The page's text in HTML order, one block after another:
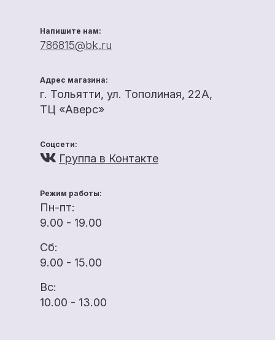
Напишите нам:
786815@bk.ru
Адрес магазина:
г. Тольятти, ул. Тополиная, 22А,
ТЦ «Аверс»
Соцсети:
Группа в Контакте
Режим работы:
Пн-пт:
9.00 - 19.00
Сб:
9.00 - 15.00
Вс:
10.00 - 13.00